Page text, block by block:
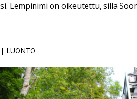
Lempinimi on oikeutettu, sillä
LUONTO